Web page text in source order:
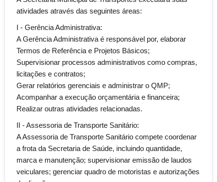
atividades através das seguintes áreas:
I - Gerência Administrativa:
A Gerência Administrativa é responsável por, elaborar
Termos de Referência e Projetos Básicos;
Supervisionar processos administrativos como compras,
licitações e contratos;
Gerar relatórios gerenciais e administrar o QMP;
Acompanhar a execução orçamentária e financeira;
Realizar outras atividades relacionadas.
II - Assessoria de Transporte Sanitário:
A Assessoria de Transporte Sanitário compete coordenar
a frota da Secretaria de Saúde, incluindo quantidade,
marca e manutenção; supervisionar emissão de laudos
veiculares; gerenciar quadro de motoristas e autorizações